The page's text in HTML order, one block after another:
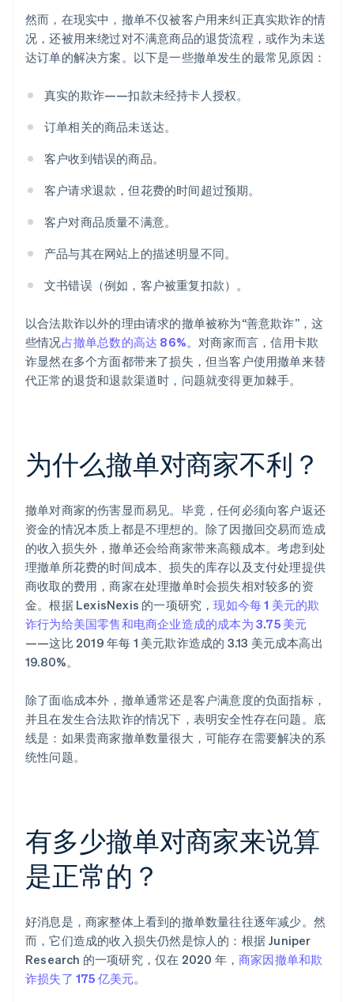
然而，在现实中，撤单不仅被客户用来纠正真实欺诈的情
况，还被用来绕过对不满意商品的退货流程，或作为未送
达订单的解决方案。以下是一些撤单发生的最常见原因：
真实的欺诈——扣款未经持卡人授权。
订单相关的商品未送达。
客户收到错误的商品。
客户请求退款，但花费的时间超过预期。
客户对商品质量不满意。
产品与其在网站上的描述明显不同。
文书错误（例如，客户被重复扣款）。
以合法欺诈以外的理由请求的撤单被称为“善意欺诈”，这
些情况占撤单总数的高达 86%。对商家而言，信用卡欺
诈显然在多个方面都带来了损失，但当客户使用撤单来替
代正常的退货和退款渠道时，问题就变得更加棘手。
为什么撤单对商家不利？
撤单对商家的伤害显而易见。毕竟，任何必须向客户返还
资金的情况本质上都是不理想的。除了因撤回交易而造成
的收入损失外，撤单还会给商家带来高额成本。考虑到处
理撤单所花费的时间成本、损失的库存以及支付处理提供
商收取的费用，商家在处理撤单时会损失相对较多的资
金。根据 LexisNexis 的一项研究，现如今每 1 美元的欺
诈行为给美国零售和电商企业造成的成本为 3.75 美元
——这比 2019 年每 1 美元欺诈造成的 3.13 美元成本高出
19.80%。
除了面临成本外，撤单通常还是客户满意度的负面指标，
并且在发生合法欺诈的情况下，表明安全性存在问题。底
线是：如果贵商家撤单数量很大，可能存在需要解决的系
统性问题。
有多少撤单对商家来说算
是正常的？
好消息是，商家整体上看到的撤单数量往往逐年减少。然
而，它们造成的收入损失仍然是惊人的：根据 Juniper
Research 的一项研究，仅在 2020 年， 商家因撤单和欺
诈损失了 175 亿美元。